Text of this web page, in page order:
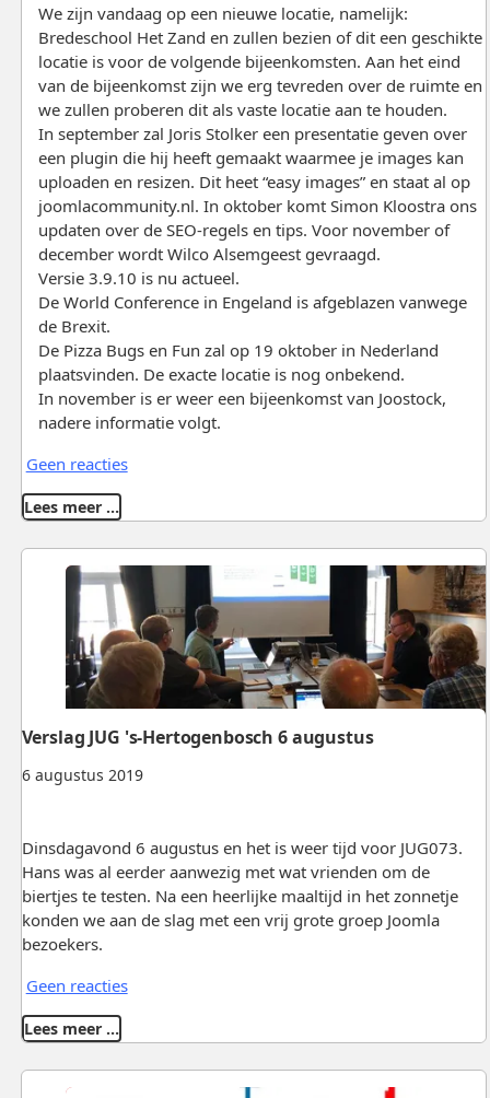
We zijn vandaag op een nieuwe locatie, namelijk:
Bredeschool Het Zand en zullen bezien of dit een geschikte
locatie is voor de volgende bijeenkomsten. Aan het eind
van de bijeenkomst zijn we erg tevreden over de ruimte en
we zullen proberen dit als vaste locatie aan te houden.
In september zal Joris Stolker een presentatie geven over
een plugin die hij heeft gemaakt waarmee je images kan
uploaden en resizen. Dit heet “easy images” en staat al op
joomlacommunity.nl. In oktober komt Simon Kloostra ons
updaten over de SEO-regels en tips. Voor november of
december wordt Wilco Alsemgeest gevraagd.
Versie 3.9.10 is nu actueel.
De World Conference in Engeland is afgeblazen vanwege
de Brexit.
De Pizza Bugs en Fun zal op 19 oktober in Nederland
plaatsvinden. De exacte locatie is nog onbekend.
In november is er weer een bijeenkomst van Joostock,
nadere informatie volgt.
Geen reacties
Lees meer …
6 augustus 2019
Verslag JUG 's-Hertogenbosch 6 augustus
Dinsdagavond 6 augustus en het is weer tijd voor JUG073.
Hans was al eerder aanwezig met wat vrienden om de
biertjes te testen. Na een heerlijke maaltijd in het zonnetje
konden we aan de slag met een vrij grote groep Joomla
bezoekers.
Geen reacties
Lees meer …